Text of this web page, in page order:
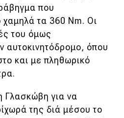
που
τα 360 Nm. Οι
του όμως
αυτοκινητόδρομο, όπου
και με πληθωρικό
Γλασκώβη για να
της διά μέσου το